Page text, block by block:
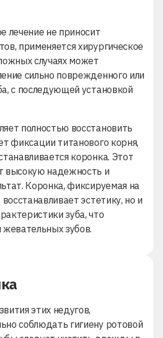
лечение не приносит
применяется хирургическое
случаях может
сильно поврежденного или
с последующей установкой
полностью восстановить
фиксации титанового корня,
коронка. Этот
высокую надежность и
Коронка, фиксируемая на
эстетику, но и
зуба, что
зубов.
этих недугов,
соблюдать гигиену ротовой